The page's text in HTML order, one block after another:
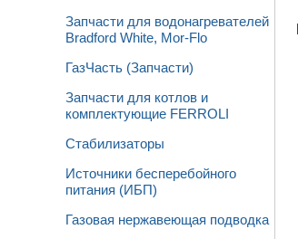
Запчасти для водонагревателей
Bradford White, Mor-Flo
ГазЧасть (Запчасти)
Запчасти для котлов и
комплектующие FERROLI
Стабилизаторы
Источники бесперебойного
питания (ИБП)
Газовая нержавеющая подводка